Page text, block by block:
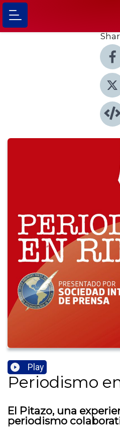
Play
Periodismo
El Pitazo, una
periodismo